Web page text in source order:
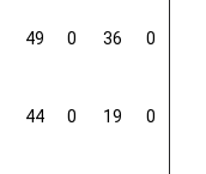
49 0 36 0
44 0 19 0